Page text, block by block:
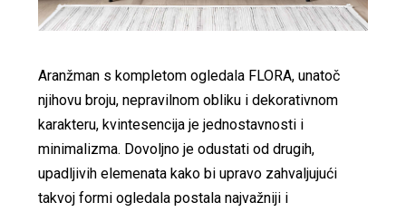
Aranžman s kompletom ogledala FLORA, unatoč
njihovu broju, nepravilnom obliku i dekorativnom
karakteru, kvintesencija je jednostavnosti i
minimalizma. Dovoljno je odustati od drugih,
upadljivih elemenata kako bi upravo zahvaljujući
takvoj formi ogledala postala najvažniji i